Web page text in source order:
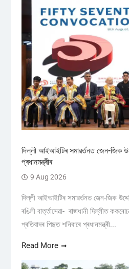
দিল্লী আইআইটিৰ সমাৱৰ্তনত জেন-জিক
প্ৰধানমন্ত্ৰীৰ
9 Aug 2026
দিল্লী আইআইটিৰ সমাৱৰ্তনত জেন-জিক
ৰঙিলী বাৰ্ত্তাসেৱা- ৰাজধানী দিল্লীত
প্ৰতিবাদৰ পিছত শনিবাৰে প্ৰধানমন্ত্ৰী...
Read More